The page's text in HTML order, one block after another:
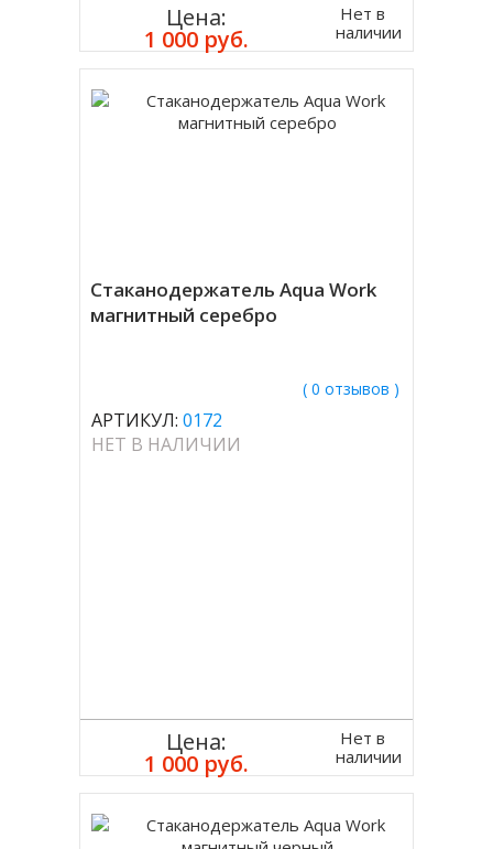
Цена:
1 000 руб.
Нет в
наличии
Стаканодержатель Aqua Work
магнитный серебро
( 0 отзывов )
АРТИКУЛ: 0172
НЕТ В НАЛИЧИИ
Цена:
1 000 руб.
Нет в
наличии